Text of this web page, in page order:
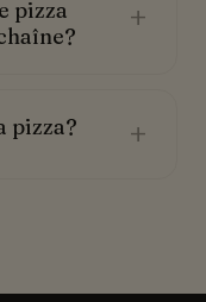
pizza
+
pizza? +